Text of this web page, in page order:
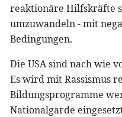
reaktionäre Hilfskräfte
umzuwandeln - mit
Bedingungen.
Die USA sind nach wie
Es wird mit Rassismus
Bildungsprogramme
Nationalgarde